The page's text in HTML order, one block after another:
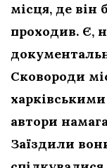
місця, де він
проходив. Є,
Сковороди
автори
Заїздили